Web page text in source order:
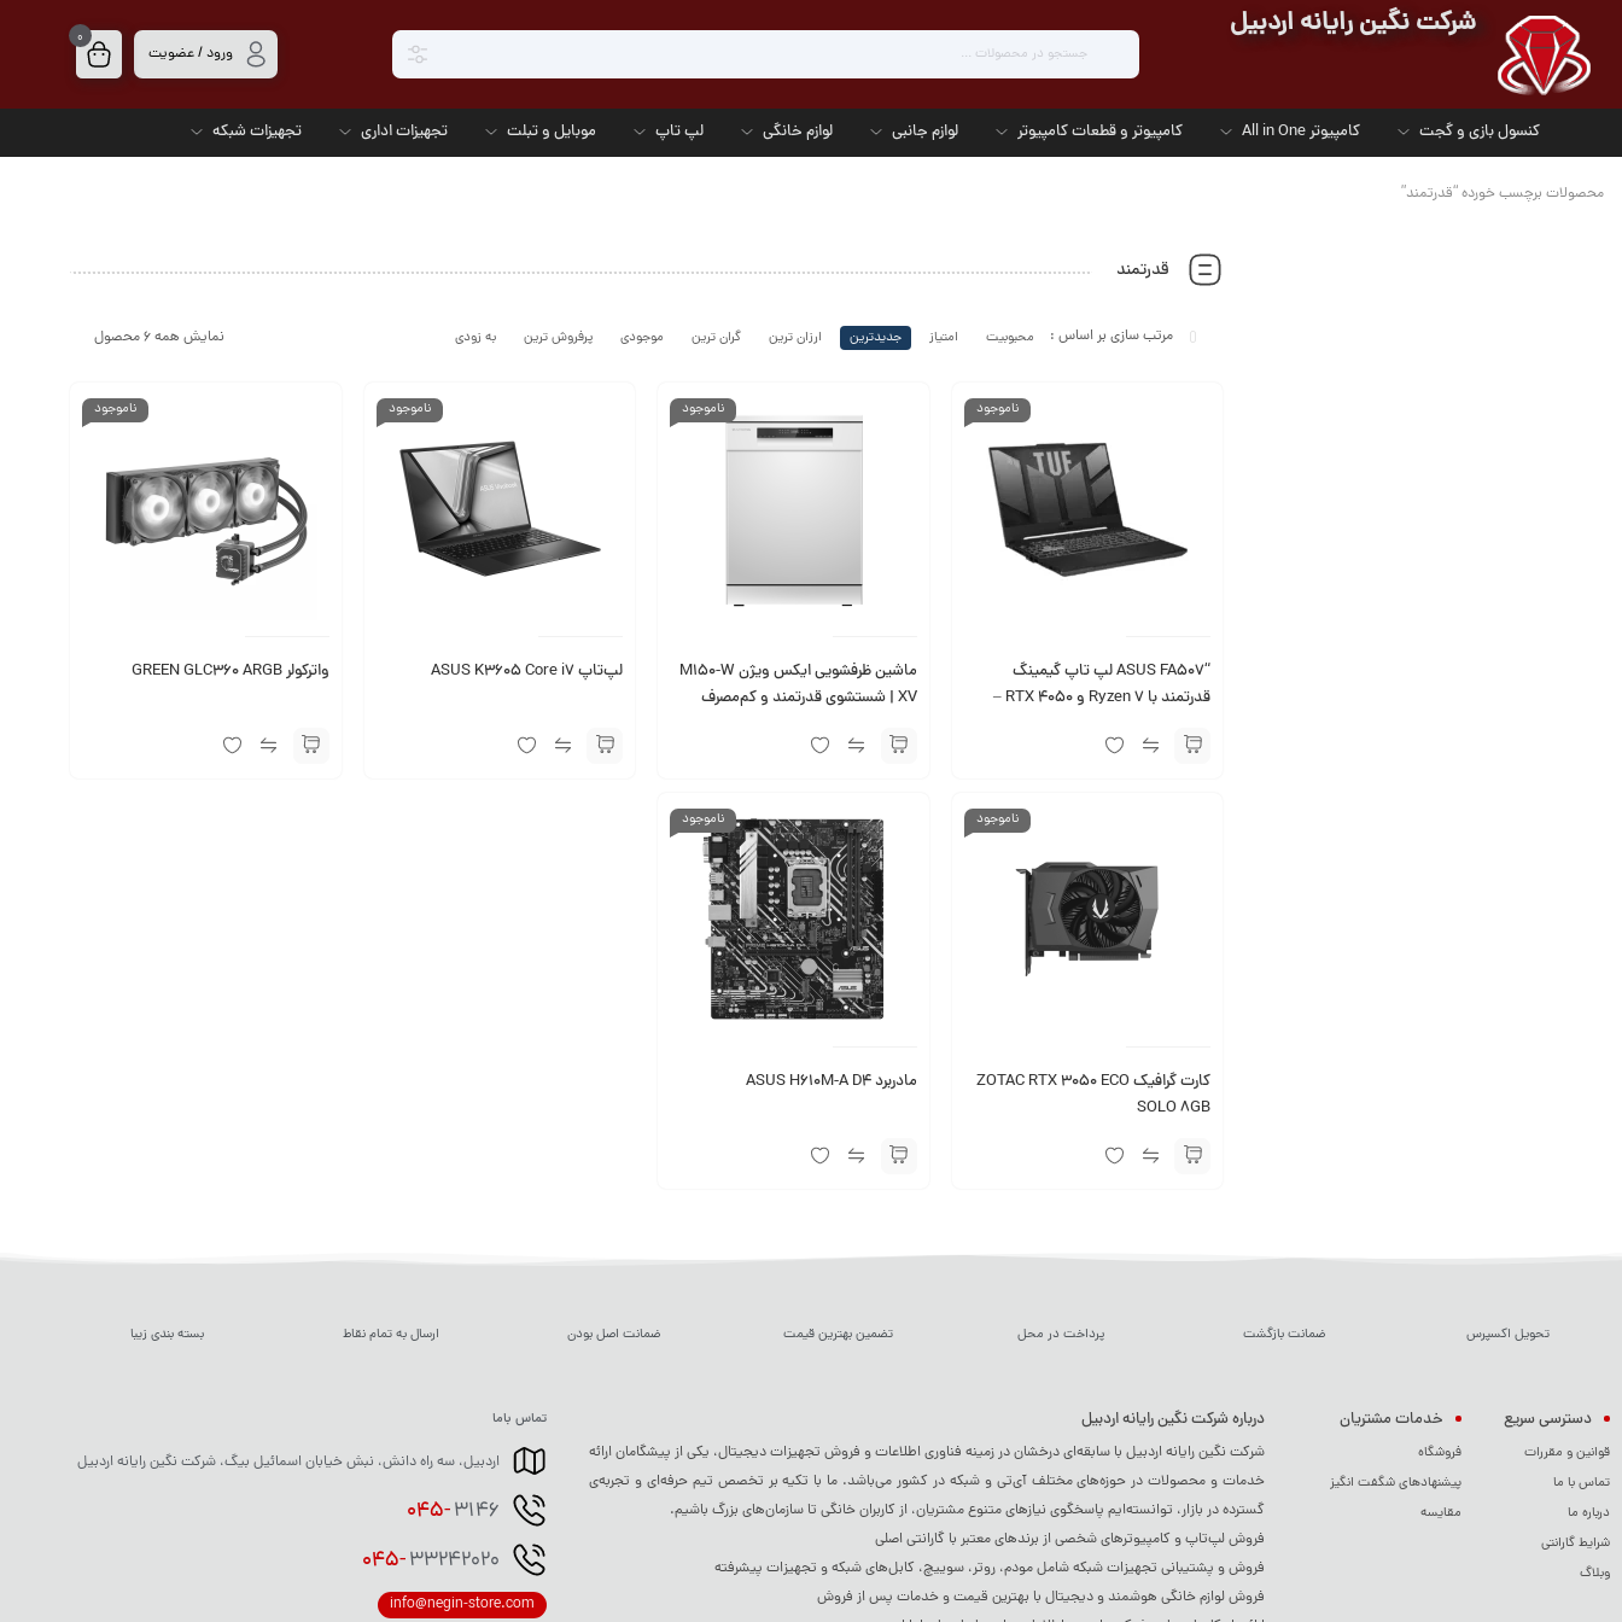
شرکت نگین رایانه اردبیل
ورود / عضویت
0
کنسول بازی و گجت کامپیوتر All in One کامپیوتر و قطعات کامپیوتر لوازم جانبی لوازم خانگی لپ تاپ موبایل و تبلت تجهیزات اداری تجهیزات شبکه
محصولات برچسب خورده “قدرتمند”
قدرتمند
نمایش همه 6 محصول محبوبیت امتیاز جدیدترین ارزان ترین گران ترین موجودی پرفروش ترین به زودی
ناموجود
“ASUS FA507 لپ تاپ گیمینگ
قدرتمند با Ryzen 7 و RTX 4050 –
ناموجود
ماشین ظرفشویی ایکس ویژن M150-W
XV | شستشوی قدرتمند و کم‌مصرف
ناموجود
لپ‌تاپ ASUS K3605 Core i7
ناموجود
واترکولر GREEN GLC360 ARGB
ناموجود
کارت گرافیک ZOTAC RTX 3050 ECO
SOLO 8GB
ناموجود
مادربرد ASUS H610M-A D4
تحویل اکسپرس ضمانت بازگشت پرداخت در محل تضمین بهترین قیمت ضمانت اصل بودن ارسال به تمام نقاط بسته بندی زیبا
دسترسی سریع
قوانین و مقررات
تماس با ما
درباره ما
شرایط گارانتی
وبلاگ
خدمات مشتریان
فروشگاه
پیشنهادهای شگفت انگیز
مقایسه
درباره شرکت نگین رایانه اردبیل
شرکت نگین رایانه اردبیل با سابقه‌ای درخشان در زمینه فناوری اطلاعات و فروش تجهیزات دیجیتال، یکی از پیشگامان ارائه
خدمات و محصولات در حوزه‌های مختلف آی‌تی و شبکه در کشور می‌باشد. ما با تکیه بر تخصص تیم حرفه‌ای و تجربه‌ی
گسترده در بازار، توانسته‌ایم پاسخگوی نیازهای متنوع مشتریان، از کاربران خانگی تا سازمان‌های بزرگ باشیم.
فروش لپ‌تاپ و کامپیوترهای شخصی از برندهای معتبر با گارانتی اصلی
فروش و پشتیبانی تجهیزات شبکه شامل مودم، روتر، سوییچ، کابل‌های شبکه و تجهیزات پیشرفته
فروش لوازم خانگی هوشمند و دیجیتال با بهترین قیمت و خدمات پس از فروش
تماس باما
اردبیل، سه راه دانش، نبش خیابان اسمائیل بیگ، شرکت نگین رایانه اردبیل
045-3146
045-33242020
info@negin-store.com